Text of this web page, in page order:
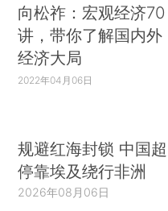
向松祚：宏观经济70
讲，带你了解国内外
经济大局
2022年04月06日
规避红海封锁 中国
停靠埃及绕行非洲
2026年08月06日